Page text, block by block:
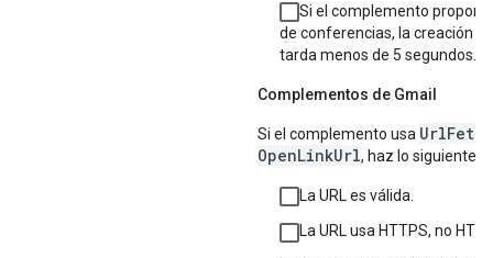
Si el complemento
de conferencias, la creación
tarda menos de 5 segundos.
Complementos de Gmail
Si el complemento usa
OpenLinkUrl, haz lo siguiente:
La URL es válida.
La URL usa HTTPS, no